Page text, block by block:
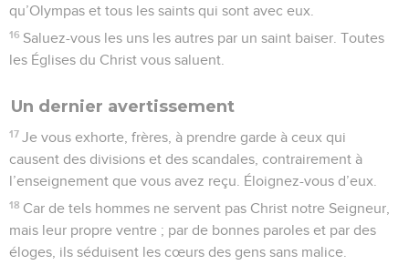
qu’Olympas et tous les saints qui sont avec eux.
16 Saluez-vous les uns les autres par un saint baiser. Toutes
les Églises du Christ vous saluent.
Un dernier avertissement
17 Je vous exhorte, frères, à prendre garde à ceux qui
causent des divisions et des scandales, contrairement à
l’enseignement que vous avez reçu. Éloignez-vous d’eux.
18 Car de tels hommes ne servent pas Christ notre Seigneur,
mais leur propre ventre ; par de bonnes paroles et par des
éloges, ils séduisent les cœurs des gens sans malice.